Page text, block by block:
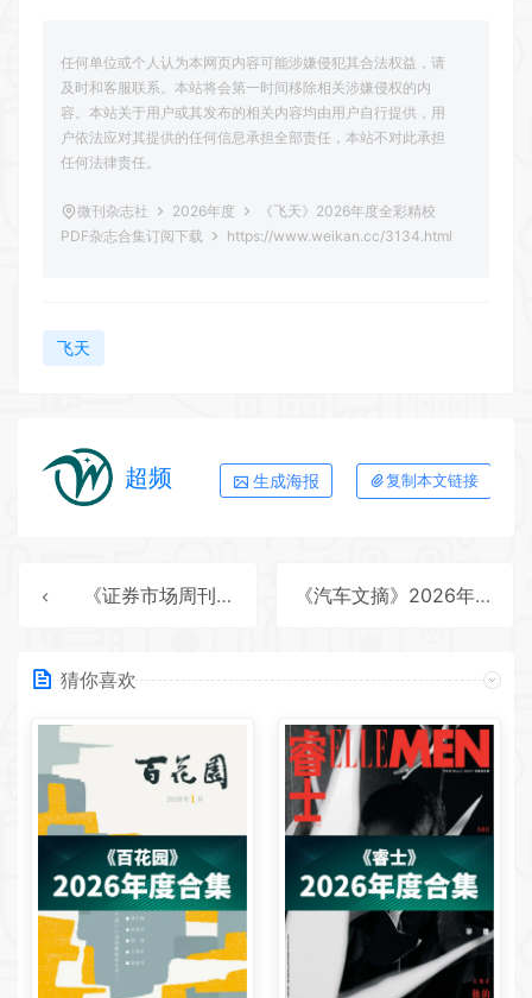
任何单位或个人认为本网页内容可能涉嫌侵犯其合法权益，请
及时和客服联系。本站将会第一时间移除相关涉嫌侵权的内
容。本站关于用户或其发布的相关内容均由用户自行提供，用
户依法应对其提供的任何信息承担全部责任，本站不对此承担
任何法律责任。
微刊杂志社 2026年度
《飞天》2026年度全彩精校
PDF杂志合集订阅下载
https://www.weikan.cc/3134.html
飞天
超频 生成海报 复制本文链接
《证券市场周刊》2026年度全彩精校PDF杂志合集订阅下载 《汽车文摘》2026年度全彩精校PDF杂志合集订阅下载
猜你喜欢